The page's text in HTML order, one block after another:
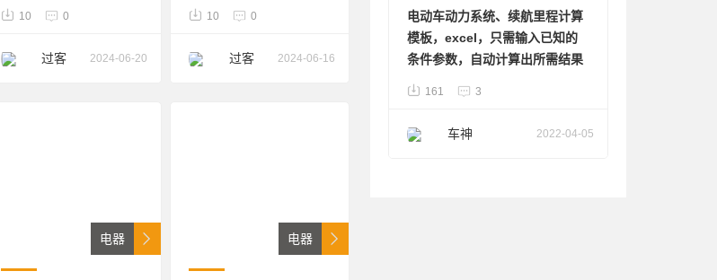
10 0
过客 2024-06-20
10 0
过客 2024-06-16
电器 电器
电动车动力系统、续航里程计算
模板，excel，只需输入已知的
条件参数，自动计算出所需结果
161 3
车神 2022-04-05